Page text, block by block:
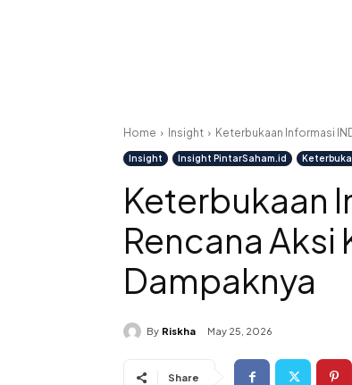
Home Insight Keterbukaan Informasi
Insight Insight PintarSaham.id
Keterbukaan
Rencana Aksi
Dampaknya
By Riskha May 25, 2026
Share